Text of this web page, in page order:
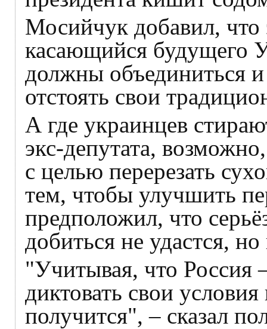
Мосийчук добавил, что
касающийся будущего
должны объединиться
отстоять свои
А где украинцев
экс-депутата,
с целью перерезать
тем, чтобы улучшить
предположил, что
добиться не удастся,
"Учитывая, что Россия
диктовать свои
получится", – сказал